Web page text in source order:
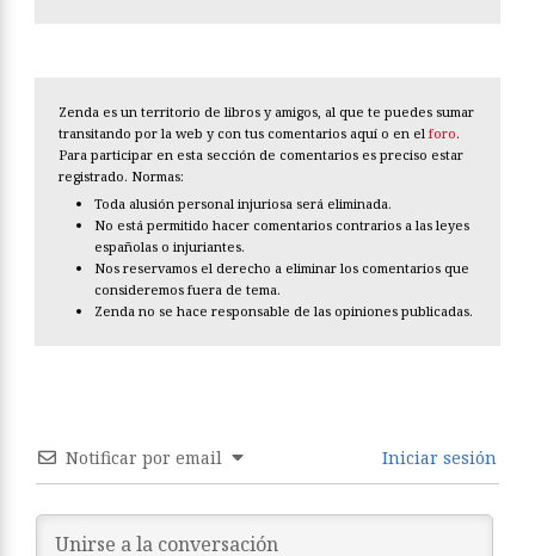
Zenda es un territorio de libros y amigos, al que te puedes sumar
transitando por la web y con tus comentarios aquí o en el foro.
Para participar en esta sección de comentarios es preciso estar
registrado. Normas:
Toda alusión personal injuriosa será eliminada.
No está permitido hacer comentarios contrarios a las leyes
españolas o injuriantes.
Nos reservamos el derecho a eliminar los comentarios que
consideremos fuera de tema.
Zenda no se hace responsable de las opiniones publicadas.
Notificar por email Iniciar sesión